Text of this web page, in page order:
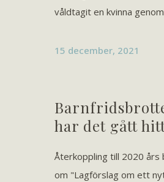
våldtagit en kvinna
15 december, 2021
har det gått
Återkoppling till 2020 års
om "Lagförslag om ett